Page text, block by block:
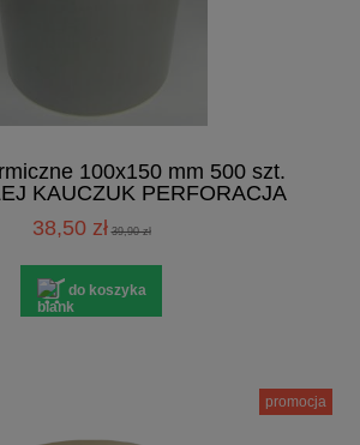
100x150 mm 500 szt.
KAUCZUK PERFORACJA
38,50 zł 39,90 zł
do koszyka
promocja